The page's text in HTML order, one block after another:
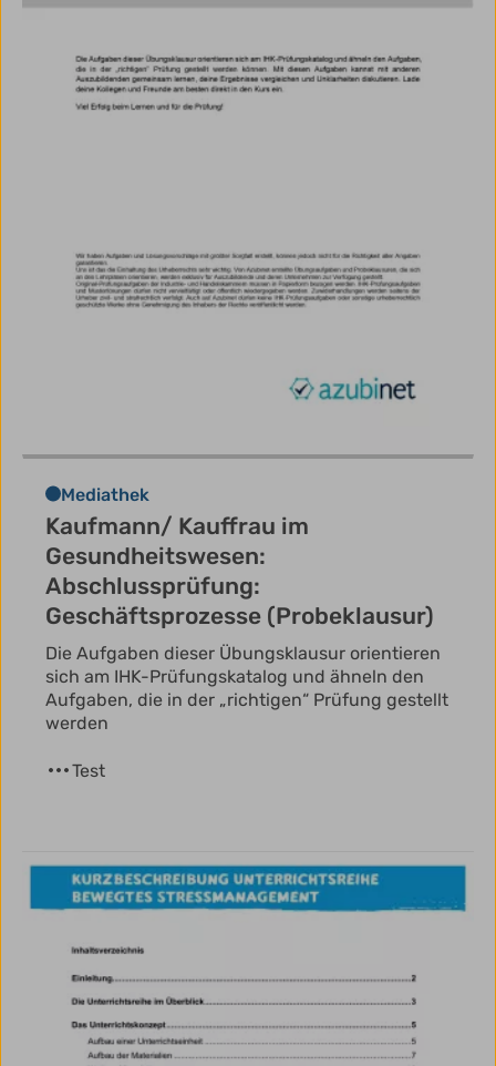
Mediathek
Kaufmann/ Kauffrau im
Gesundheitswesen:
Abschlussprüfung:
Geschäftsprozesse (Probeklausur)
Die Aufgaben dieser Übungsklausur orientieren
sich am IHK-Prüfungskatalog und ähneln den
Aufgaben, die in der „richtigen“ Prüfung gestellt
werden
Test